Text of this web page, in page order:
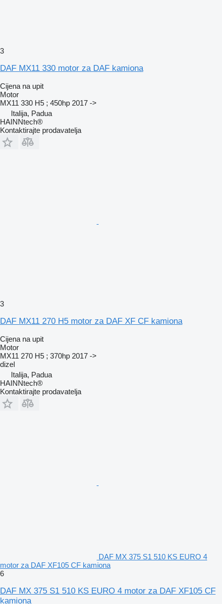
3
DAF MX11 330 motor za DAF kamiona
Cijena na upit
Motor
MX11 330 H5 ; 450hp 2017 ->
Italija, Padua
HAINNtech®
Kontaktirajte prodavatelja
3
DAF MX11 270 H5 motor za DAF XF CF kamiona
Cijena na upit
Motor
MX11 270 H5 ; 370hp 2017 ->
dizel
Italija, Padua
HAINNtech®
Kontaktirajte prodavatelja
DAF MX 375 S1 510 KS EURO 4
motor za DAF XF105 CF kamiona
6
DAF MX 375 S1 510 KS EURO 4 motor za DAF XF105 CF
kamiona